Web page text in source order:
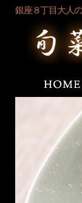
銀座８丁目大人